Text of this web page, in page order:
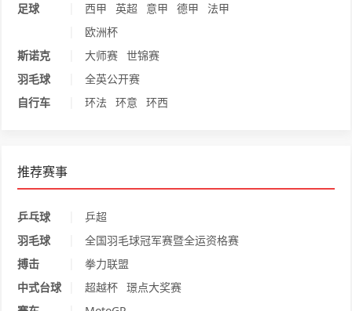
足球 西甲 英超 意甲 德甲
法甲
欧洲杯
斯诺克 大师赛 世锦赛
羽毛球
全英公开赛
自行车 环法 环意 环西
推荐赛事
乒乓球
乒超
羽毛球
全国羽毛球冠军赛暨全运资格赛
搏击
拳力联盟
中式台球 超越杯 璟点大奖赛